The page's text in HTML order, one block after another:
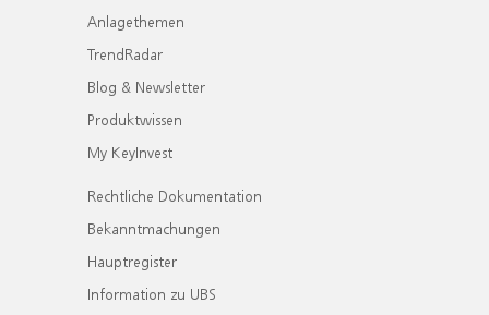
Anlagethemen
TrendRadar
Blog & Newsletter
Produktwissen
My KeyInvest
Rechtliche Dokumentation
Bekanntmachungen
Hauptregister
Information zu UBS